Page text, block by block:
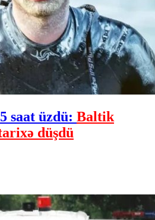
saat üzdü: Baltik
düşdü